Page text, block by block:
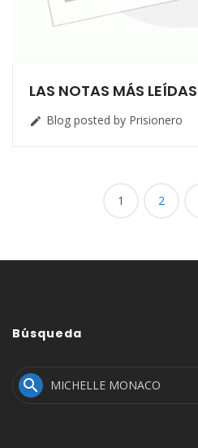
LAS NOTAS MÁS LEÍDAS
 Blog posted by Prisionero
1 2
Búsqueda
